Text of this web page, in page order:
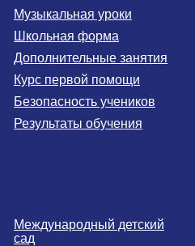
Результаты обучения
Безопасность учеников
Курс первой помощи
Дополнительные занятия
Школьная форма
Музыкальная уроки
Международный детский
сад